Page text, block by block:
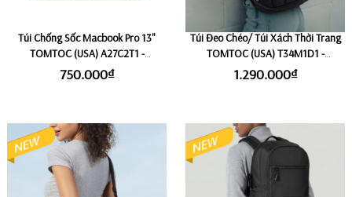
Túi Chống Sốc Macbook Pro 13"
TOMTOC (USA) A27C2T1 -
Lakeshore
750.000₫
Túi Đeo Chéo/ Túi Xách Thời Trang
TOMTOC (USA) T34M1D1 -
Lavascape (Size Lớn 9L)
1.290.000₫